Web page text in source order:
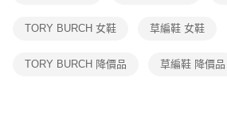
易，需依本服務之必要範圍內提供個人資料，並
２．關於個人資料處理事宜，請瀏覽以下網址：
TORY BURCH 女鞋 草編鞋 女鞋
TORY BURCH 降價品 草編鞋 降價品